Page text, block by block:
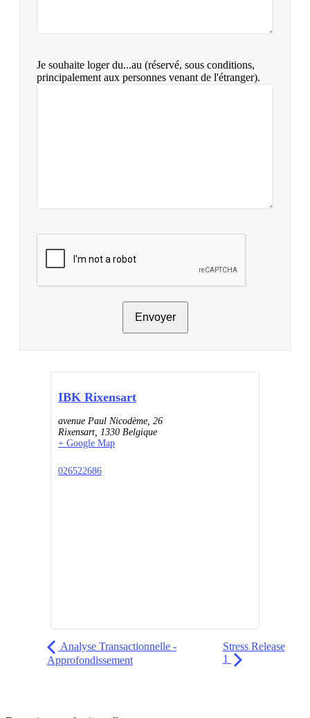
Je souhaite loger du...au (réservé, sous conditions,
principalement aux personnes venant de l'étranger).
Envoyer
IBK Rixensart
avenue Paul Nicodème, 26
Rixensart, 1330 Belgique
+ Google Map
026522686
Analyse Transactionnelle -
Approfondissement
Stress Release
1